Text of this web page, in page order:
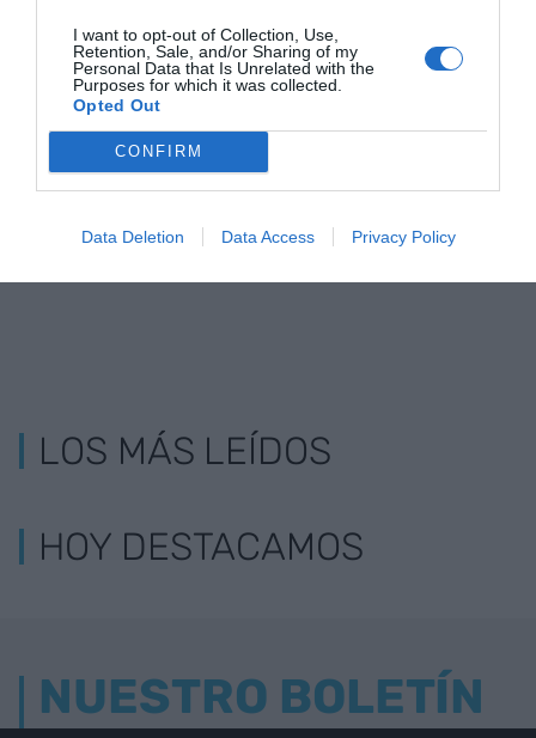
I want to opt-out of Collection, Use,
Retention, Sale, and/or Sharing of my
Personal Data that Is Unrelated with the
Purposes for which it was collected.
Opted Out
CONFIRM
Data Deletion Data Access Privacy Policy
La alta velocidad
entre España y
Francia: 10 años y 6
millones de
pasajeros
Adif avanza en las obras de la
alta velocidad en la Sagrera
LOS MÁS LEÍDOS
HOY DESTACAMOS
NUESTRO BOLETÍN